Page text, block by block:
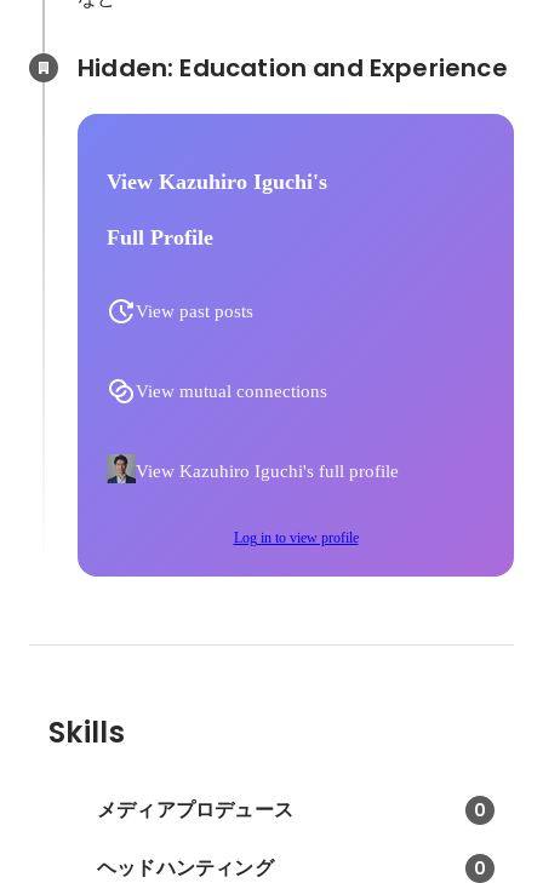
View Kazuhiro Iguchi's
Full Profile
View past posts
View mutual connections
View Kazuhiro Iguchi's full profile
Log in to view profile
Skills
メディアプロデュース 0
ヘッドハンティング 0